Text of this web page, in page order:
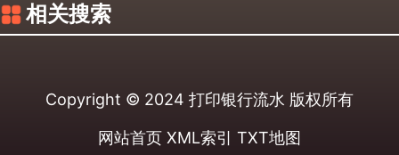
相关搜索
Copyright © 2024 打印银行流水 版权所有
网站首页 XML索引 TXT地图